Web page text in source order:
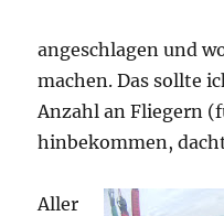
angeschlagen und
machen. Das sollte
Anzahl an Fliegern
hinbekommen,
Aller